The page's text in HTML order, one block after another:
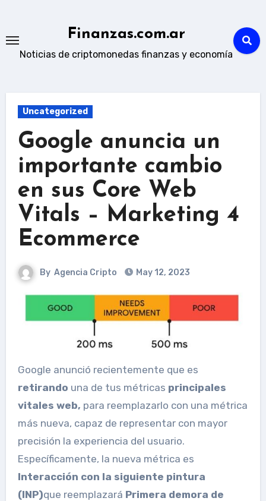
content
Finanzas.com.ar
Noticias de criptomonedas finanzas y economía
Uncategorized
Google anuncia un
importante cambio
en sus Core Web
Vitals – Marketing 4
Ecommerce
By Agencia Cripto May 12, 2023
Google anunció recientemente que es
retirando una de tus métricas principales
vitales web, para reemplazarlo con una métrica
más nueva, capaz de representar con mayor
precisión la experiencia del usuario.
Específicamente, la nueva métrica es
Interacción con la siguiente pintura
(INP)que reemplazará Primera demora de